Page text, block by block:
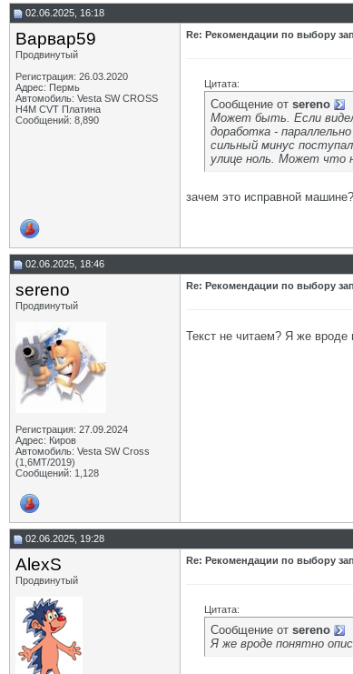
02.06.2025, 16:18
Варвар59
Продвинутый
Регистрация: 26.03.2020
Адрес: Пермь
Автомобиль: Vesta SW CROSS
H4M CVT Платина
Сообщений: 8,890
Re: Рекомендации по выбору
Цитата:
Сообщение от sereno
Может быть. Если видел
доработка -
сильный минус
улице ноль. Может что
зачем это исправной машине?
02.06.2025, 18:46
sereno
Продвинутый
Регистрация: 27.09.2024
Адрес: Киров
Автомобиль: Vesta SW Cross
(1,6МТ/2019)
Сообщений: 1,128
Re: Рекомендации по выбору
Текст не читаем? Я же вроде
02.06.2025, 19:28
AlexS
Продвинутый
Re: Рекомендации по выбору
Цитата:
Сообщение от sereno
Я же вроде понятно